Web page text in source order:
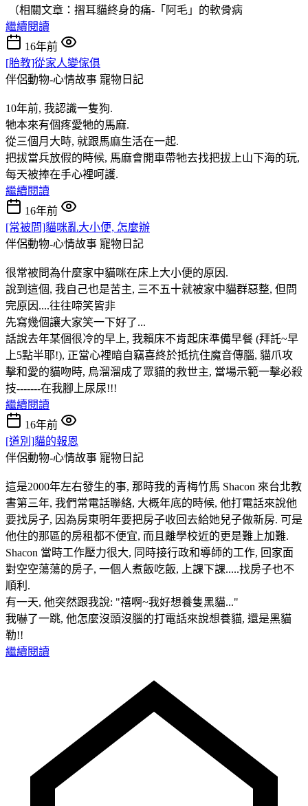
（相關文章：摺耳貓終身的痛-「阿毛」的軟骨病
繼續閱讀
16年前
[胎教]從家人變傢俱
伴侶動物-心情故事 寵物日記
10年前, 我認識一隻狗.
牠本來有個疼愛牠的馬麻.
從三個月大時, 就跟馬麻生活在一起.
把拔當兵放假的時候, 馬麻會開車帶牠去找把拔上山下海的玩,
每天被捧在手心裡呵護.
繼續閱讀
16年前
[常被問]貓咪亂大小便, 怎麼辦
伴侶動物-心情故事 寵物日記
很常被問為什麼家中貓咪在床上大小便的原因.
說到這個, 我自己也是苦主, 三不五十就被家中貓群惡整, 但問
完原因....往往啼笑皆非
先寫幾個讓大家笑一下好了...
話說去年某個很冷的早上, 我賴床不肯起床準備早餐 (拜託~早
上5點半耶!), 正當心裡暗自竊喜終於抵抗住魔音傳腦, 貓爪攻
擊和愛的貓吻時, 烏溜溜成了眾貓的救世主, 當場示範一擊必殺
技-------在我腳上尿尿!!!
繼續閱讀
16年前
[道別]貓的報恩
伴侶動物-心情故事 寵物日記
這是2000年左右發生的事, 那時我的青梅竹馬 Shacon 來台北教
書第三年, 我們常電話聯絡, 大概年底的時候, 他打電話來說他
要找房子, 因為房東明年要把房子收回去給她兒子做新房. 可是
他住的那區的房租都不便宜, 而且離學校近的更是難上加難.
Shacon 當時工作壓力很大, 同時接行政和導師的工作, 回家面
對空空蕩蕩的房子, 一個人煮飯吃飯, 上課下課.....找房子也不
順利.
有一天, 他突然跟我說: "禧啊~我好想養隻黑貓..."
我嚇了一跳, 他怎麼沒頭沒腦的打電話來說想養貓, 還是黑貓
勒!!
繼續閱讀